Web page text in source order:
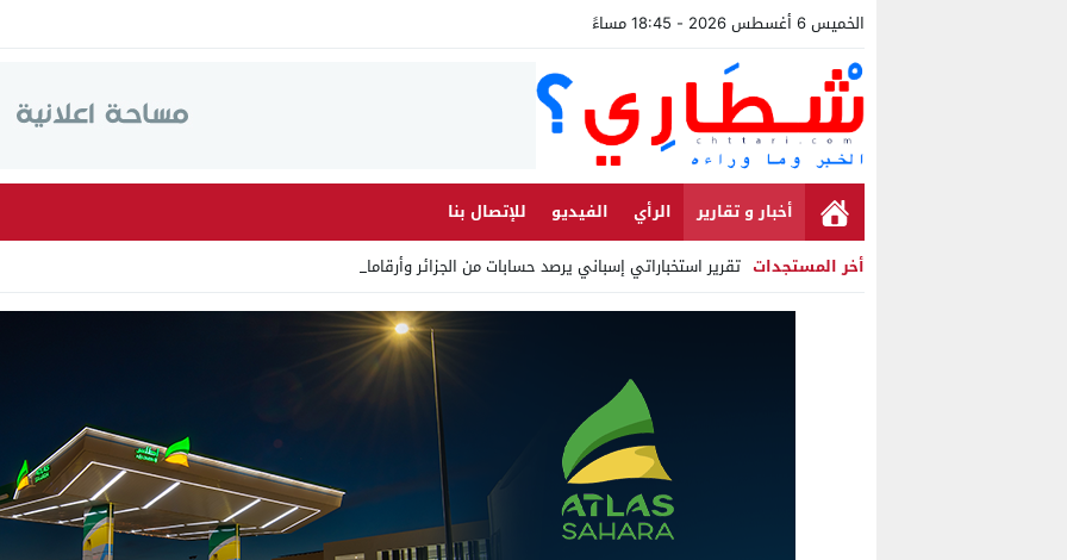
الخميس 6 أغسطس 2026 - 18:45 مساءً
أخبار و تقارير الرأي الفيديو
للإتصال بنا
أخر المستجدات تقرير استخباراتي إسباني يرصد حسابات من الجزائر وأرقاما بـ”213+” ض _
Stop